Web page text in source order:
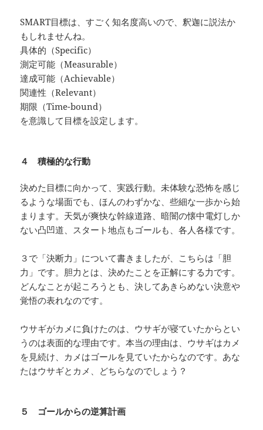
SMART目標は、すごく知名度高いので、釈迦に説法か
もしれませんね。
具体的（Specific）
測定可能（Measurable）
達成可能（Achievable）
関連性（Relevant）
期限（Time-bound）
を意識して目標を設定します。
４ 積極的な行動
決めた目標に向かって、実践行動。未体験な恐怖を感じ
るような場面でも、ほんのわずかな、些細な一歩から始
まります。天気が爽快な幹線道路、暗闇の懐中電灯しか
ない凸凹道、スタート地点もゴールも、各人各様です。
３で「決断力」について書きましたが、こちらは「胆
力」です。胆力とは、決めたことを正解にする力です。
どんなことが起ころうとも、決してあきらめない決意や
覚悟の表れなのです。
ウサギがカメに負けたのは、ウサギが寝ていたからとい
うのは表面的な理由です。本当の理由は、ウサギはカメ
を見続け、カメはゴールを見ていたからなのです。あな
たはウサギとカメ、どちらなのでしょう？
５ ゴールからの逆算計画